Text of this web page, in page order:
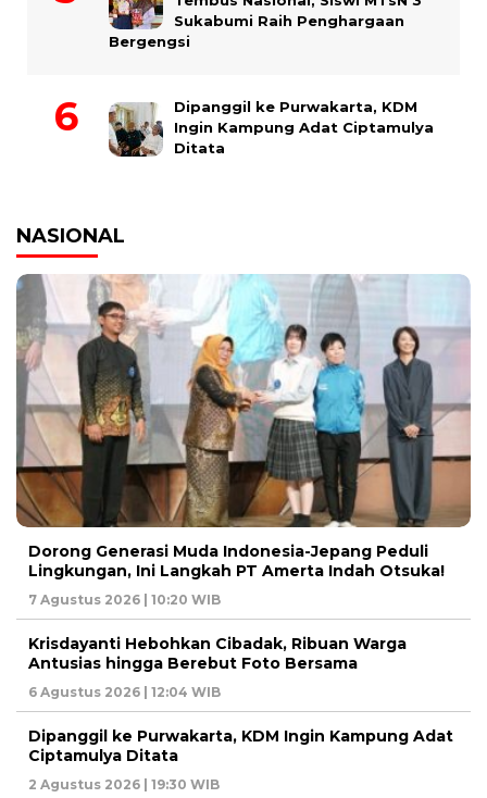
Sukabumi Raih Penghargaan
Bergengsi
Dipanggil ke Purwakarta, KDM
Ingin Kampung Adat Ciptamulya
Ditata
NASIONAL
Dorong Generasi Muda Indonesia-Jepang Peduli
Lingkungan, Ini Langkah PT Amerta Indah Otsuka!
7 Agustus 2026 | 10:20 WIB
Krisdayanti Hebohkan Cibadak, Ribuan Warga
Antusias hingga Berebut Foto Bersama
6 Agustus 2026 | 12:04 WIB
Dipanggil ke Purwakarta, KDM Ingin Kampung Adat
Ciptamulya Ditata
2 Agustus 2026 | 19:30 WIB